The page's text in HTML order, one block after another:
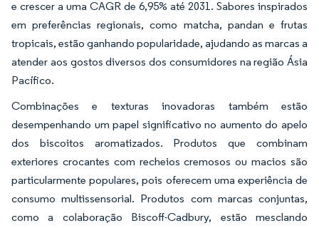
e crescer a uma CAGR de 6,95% até 2031. Sabores inspirados
em preferências regionais, como matcha, pandan e frutas
tropicais, estão ganhando popularidade, ajudando as marcas a
atender aos gostos diversos dos consumidores na região Ásia
Pacífico.
Combinações e texturas inovadoras também estão
desempenhando um papel significativo no aumento do apelo
dos biscoitos aromatizados. Produtos que combinam
exteriores crocantes com recheios cremosos ou macios são
particularmente populares, pois oferecem uma experiência de
consumo multissensorial. Produtos com marcas conjuntas,
como a colaboração Biscoff-Cadbury, estão mesclando